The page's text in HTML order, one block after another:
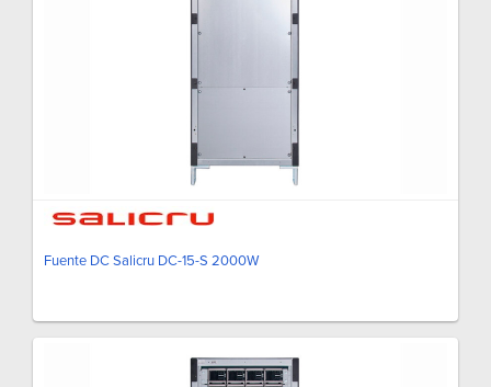
Fuente DC Salicru DC-15-S 2000W